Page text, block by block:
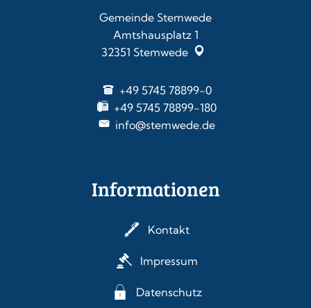
Gemeinde Stemwede
Amtshausplatz 1
32351 Stemwede
+49 5745 78899-0
+49 5745 78899-180
info@stemwede.de
Informationen
Kontakt
Impressum
Datenschutz